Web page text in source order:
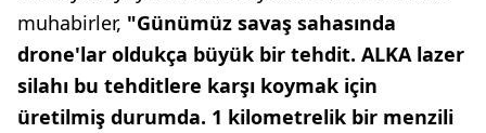
muhabirler, "Günümüz savaş sahasında
drone'lar oldukça büyük bir tehdit. ALKA lazer
silahı bu tehditlere karşı koymak için
üretilmiş durumda. 1 kilometrelik bir menzili